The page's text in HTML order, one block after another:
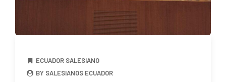
ECUADOR SALESIANO
BY SALESIANOS ECUADOR